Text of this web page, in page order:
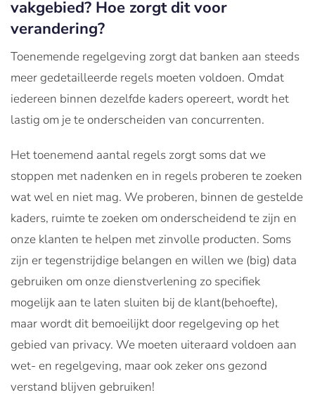
vakgebied? Hoe zorgt dit voor
verandering?
Toenemende regelgeving zorgt dat banken aan steeds
meer gedetailleerde regels moeten voldoen. Omdat
iedereen binnen dezelfde kaders opereert, wordt het
lastig om je te onderscheiden van concurrenten.
Het toenemend aantal regels zorgt soms dat we
stoppen met nadenken en in regels proberen te zoeken
wat wel en niet mag. We proberen, binnen de gestelde
kaders, ruimte te zoeken om onderscheidend te zijn en
onze klanten te helpen met zinvolle producten. Soms
zijn er tegenstrijdige belangen en willen we (big) data
gebruiken om onze dienstverlening zo specifiek
mogelijk aan te laten sluiten bij de klant(behoefte),
maar wordt dit bemoeilijkt door regelgeving op het
gebied van privacy. We moeten uiteraard voldoen aan
wet- en regelgeving, maar ook zeker ons gezond
verstand blijven gebruiken!